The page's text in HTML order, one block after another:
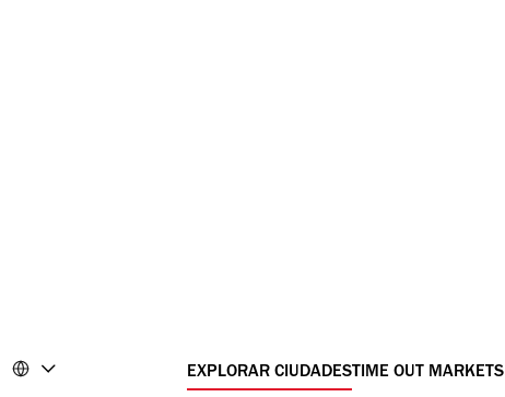
EXPLORAR CIUDADESTIME OUT MARKETS